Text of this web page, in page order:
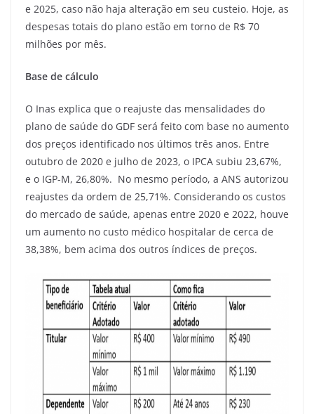
e 2025, caso não haja alteração em seu custeio. Hoje, as
despesas totais do plano estão em torno de R$ 70
milhões por mês.
Base de cálculo
O Inas explica que o reajuste das mensalidades do
plano de saúde do GDF será feito com base no aumento
dos preços identificado nos últimos três anos. Entre
outubro de 2020 e julho de 2023, o IPCA subiu 23,67%,
e o IGP-M, 26,80%. No mesmo período, a ANS autorizou
reajustes da ordem de 25,71%. Considerando os custos
do mercado de saúde, apenas entre 2020 e 2022, houve
um aumento no custo médico hospitalar de cerca de
38,38%, bem acima dos outros índices de preços.